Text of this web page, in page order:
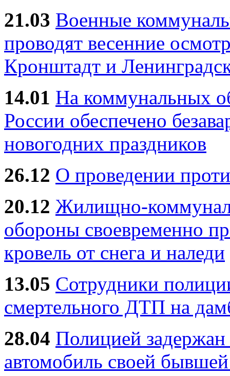
21.03 Военные
проводят весенние
Кронштадт и
14.01 На коммунальных
России обеспечено
новогодних праздников
26.12 О проведении
20.12 Жилищно-
обороны своевременно
кровель от снега и наледи
13.05 Сотрудники
смертельного ДТП на
28.04 Полицией
автомобиль своей